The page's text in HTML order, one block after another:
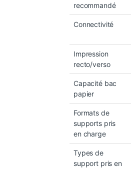
recommandé
Connectivité
Impression
recto/verso
Capacité bac
papier
Formats de
supports pris
en charge
Types de
support pris en